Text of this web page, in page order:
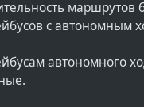
с автономным
автономного